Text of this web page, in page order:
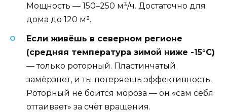
Мощность — 150–250 м³/ч. Достаточно для
дома до 120 м².
Если живёшь в северном регионе
(средняя температура зимой ниже -15°C)
— только роторный. Пластинчатый
замёрзнет, и ты потеряешь эффективность.
Роторный не боится мороза — он «сам себя
оттаивает» за счёт вращения.